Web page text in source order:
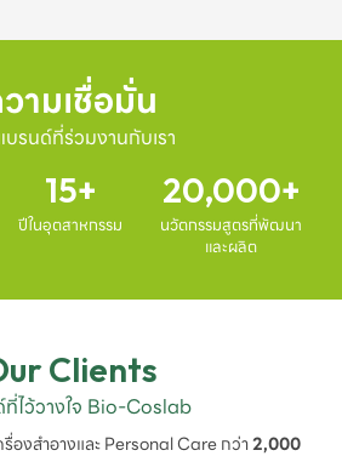
ามเชื่อมั่น
บรนด์ที่ร่วมงานกับเรา
15
ปีในอุตสาหกรรม
20,000
นวัตกรรมสูตรที่พัฒนา
และผลิต
Clients
ไว้วางใจ Bio-Coslab
องสำอางและ Personal Care กว่า2,000